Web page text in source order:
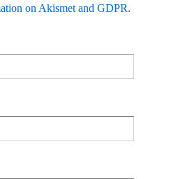
on Akismet and GDPR.